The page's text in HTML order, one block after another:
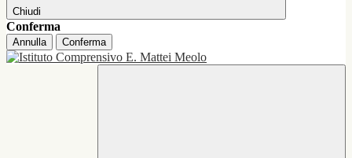
Chiudi
Conferma
Annulla Conferma